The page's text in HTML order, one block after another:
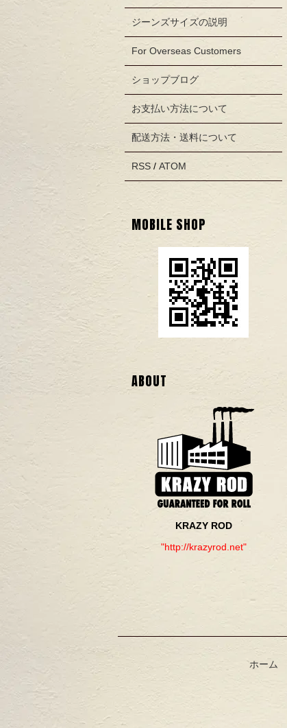
ジーンズサイズの説明
For Overseas Customers
ショップブログ
お支払い方法について
配送方法・送料について
RSS / ATOM
MOBILE SHOP
ABOUT
KRAZY ROD
"http://krazyrod.net"
ホーム